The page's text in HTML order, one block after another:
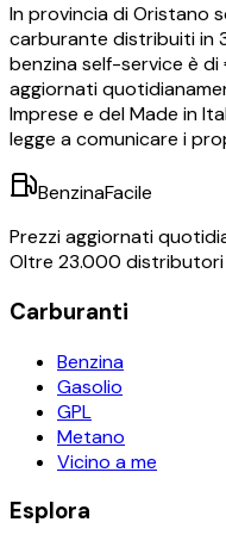
In provincia diOristano
carburante distribuiti in
benzina self-service è di
aggiornati
Imprese e del Made in
legge a comunicare i
BenzinaFacile
Prezzi aggiornati
Oltre 23.000
Carburanti
Benzina
Gasolio
GPL
Metano
Vicino a me
Esplora